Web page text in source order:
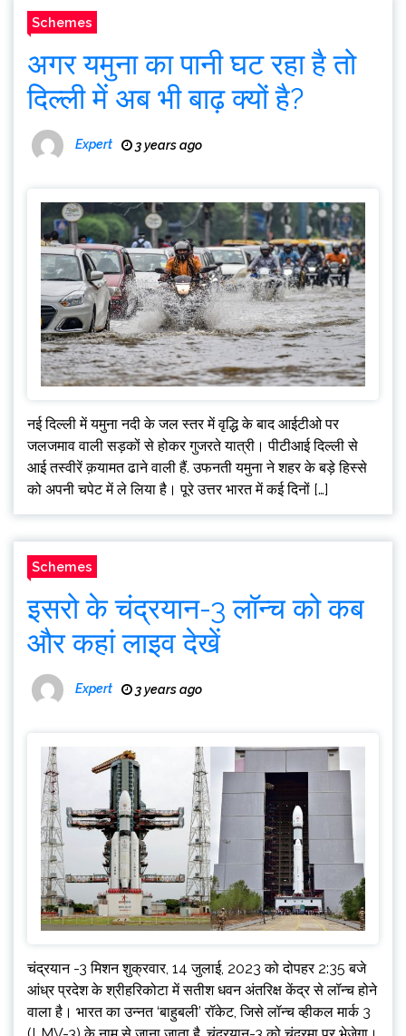
Schemes
अगर यमुना का पानी घट रहा है तो
दिल्ली में अब भी बाढ़ क्यों है?
Expert 3 years ago
नई दिल्ली में यमुना नदी के जल स्तर में वृद्धि के बाद आईटीओ पर
जलजमाव वाली सड़कों से होकर गुजरते यात्री। पीटीआई दिल्ली से
आई तस्वीरें क़यामत ढाने वाली हैं. उफनती यमुना ने शहर के बड़े हिस्से
को अपनी चपेट में ले लिया है। पूरे उत्तर भारत में कई दिनों […]
Schemes
इसरो के चंद्रयान-3 लॉन्च को कब
और कहां लाइव देखें
Expert 3 years ago
चंद्रयान -3 मिशन शुक्रवार, 14 जुलाई, 2023 को दोपहर 2:35 बजे
आंध्र प्रदेश के श्रीहरिकोटा में सतीश धवन अंतरिक्ष केंद्र से लॉन्च होने
वाला है। भारत का उन्नत ‘बाहुबली’ रॉकेट, जिसे लॉन्च व्हीकल मार्क 3